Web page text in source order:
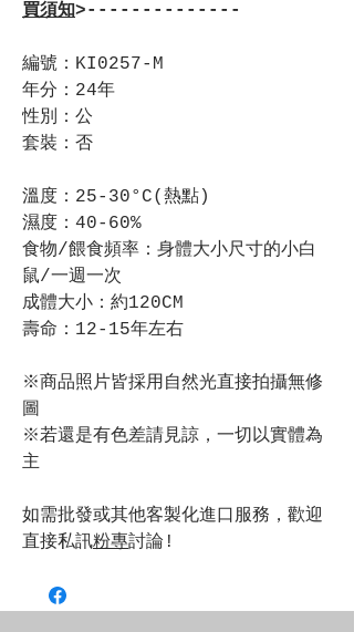
買須知>--------------
編號：KI0257-M
年分：24年
性別：公
套裝：否
溫度：25-30°C(熱點)
濕度：40-60%
食物/餵食頻率：身體大小尺寸的小白
鼠/一週一次
成體大小：約120CM
壽命：12-15年左右
※商品照片皆採用自然光直接拍攝無修
圖
※若還是有色差請見諒，一切以實體為
主
如需批發或其他客製化進口服務，歡迎
直接私訊粉專討論!